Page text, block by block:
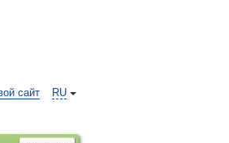
RU
сайт